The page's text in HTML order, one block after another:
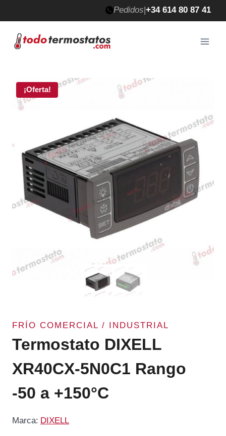
al
contenido
Pedidos|+34 614 80 87 41
¡Oferta!
FRÍO COMERCIAL / INDUSTRIAL
Termostato DIXELL
XR40CX-5N0C1 Rango
-50 a +150°C
Marca: DIXELL